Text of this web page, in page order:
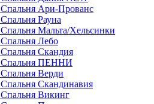
Спальня Ари-Прованс
Спальня Рауна
Спальня Мальта/Хельсинки
Спальня Лебо
Спальня Скандия
Спальня ПЕННИ
Спальня Верди
Спальня Скандинавия
Спальня Викинг